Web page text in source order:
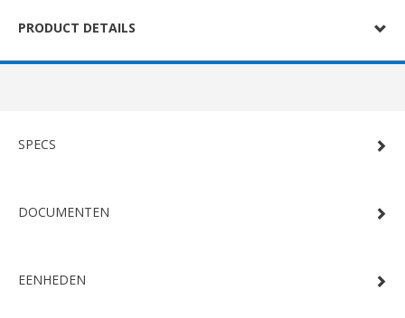
PRODUCT DETAILS
SPECS
DOCUMENTEN
EENHEDEN